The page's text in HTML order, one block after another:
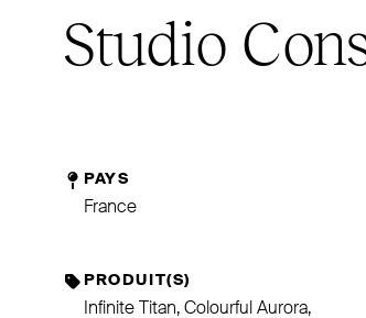
Studio
PAYS
France
PRODUIT(S)
Infinite Titan, Colourful Aurora,